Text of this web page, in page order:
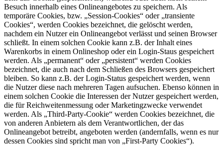
Besuch innerhalb eines Onlineangebotes zu speichern. Als
temporäre Cookies, bzw. „Session-Cookies“ oder „transiente
Cookies“, werden Cookies bezeichnet, die gelöscht werden,
nachdem ein Nutzer ein Onlineangebot verlässt und seinen Browser
schließt. In einem solchen Cookie kann z.B. der Inhalt eines
Warenkorbs in einem Onlineshop oder ein Login-Staus gespeichert
werden. Als „permanent“ oder „persistent“ werden Cookies
bezeichnet, die auch nach dem Schließen des Browsers gespeichert
bleiben. So kann z.B. der Login-Status gespeichert werden, wenn
die Nutzer diese nach mehreren Tagen aufsuchen. Ebenso können in
einem solchen Cookie die Interessen der Nutzer gespeichert werden,
die für Reichweitenmessung oder Marketingzwecke verwendet
werden. Als „Third-Party-Cookie“ werden Cookies bezeichnet, die
von anderen Anbietern als dem Verantwortlichen, der das
Onlineangebot betreibt, angeboten werden (andernfalls, wenn es nur
dessen Cookies sind spricht man von „First-Party Cookies“).